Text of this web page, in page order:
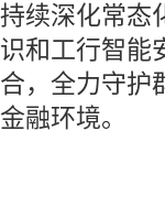
持续深化常态
识和工行智能
合，全力守护
金融环境。